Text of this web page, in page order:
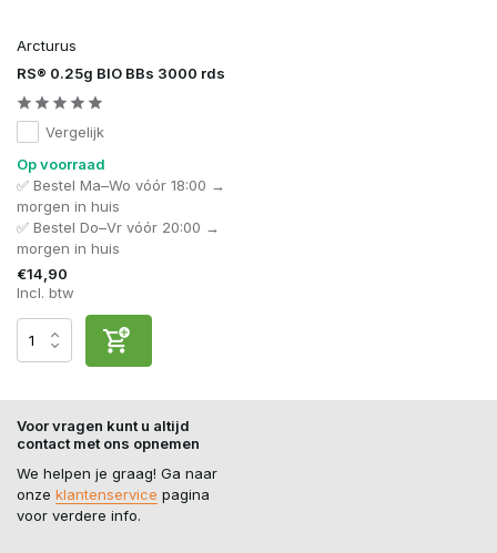
Arcturus
RS® 0.25g BIO BBs 3000 rds
Vergelijk
Op voorraad
✅ Bestel Ma–Wo vóór 18:00 →
morgen in huis
✅ Bestel Do–Vr vóór 20:00 →
morgen in huis
€14,90
Incl. btw
Voor vragen kunt u altijd
contact met ons opnemen
We helpen je graag! Ga naar
onze klantenservice pagina
voor verdere info.